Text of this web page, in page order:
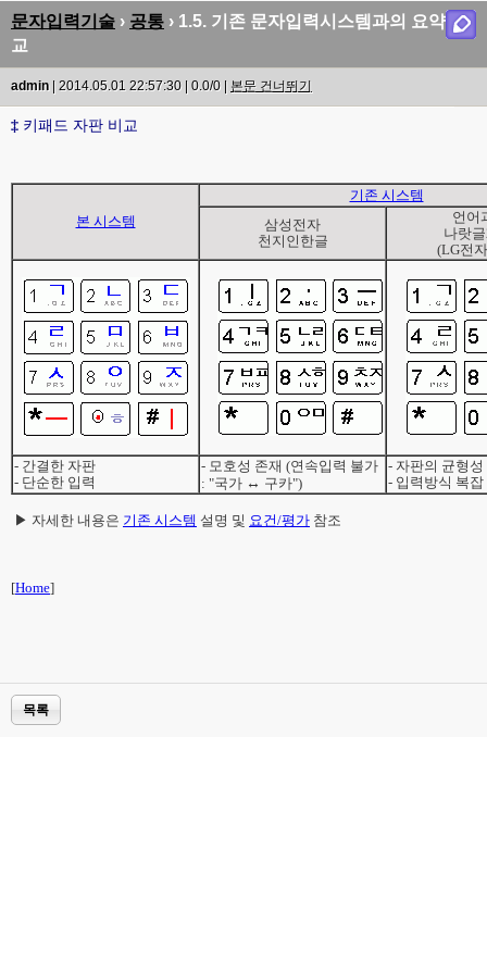
문자입력기술 › 공통 › 1.5. 기존 문자입력시스템과의 요약 비
교
admin| 2014.05.01 22:57:30 | 0.0/0 | 본문 건너뛰기
‡ 키패드 자판 비교
본 시스템
기존 시스템
삼성전자
천지인한글
언어
나랏
(LG전
- 간결한 자판
- 단순한 입력
- 모호성 존재 (연속입력 불가
: "국가 ↔ 구카")
- 자판의 균형성
- 입력방식 복잡
▶ 자세한 내용은 기존 시스템 설명 및 요건/평가 참조
[Home]
목록